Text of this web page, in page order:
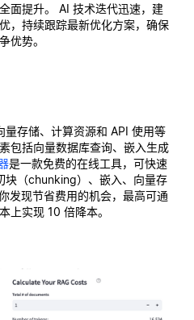
面提升。 AI 技术迭代迅速，建
，持续跟踪最新优化方案，确保
优势。
量存储、计算资源和 API 使用等
包括向量数据库查询、嵌入生成
是一款免费的在线工具，可快速
块（chunking）、嵌入、向量存
发现节省费用的机会，最高可通
上实现 10 倍降本。